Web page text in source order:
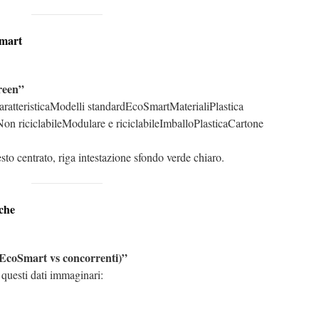
standardEcoSmartMaterialiPlastica
riciclabileModulare e riciclabileImballoPlasticaCartone
centrato, riga intestazione sfondo verde chiaro.
vs concorrenti)”
dati immaginari: